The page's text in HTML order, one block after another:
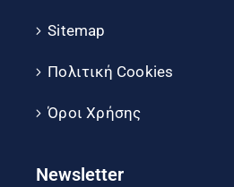
Sitemap
Πολιτική Cookies
Όροι Χρήσης
Newsletter